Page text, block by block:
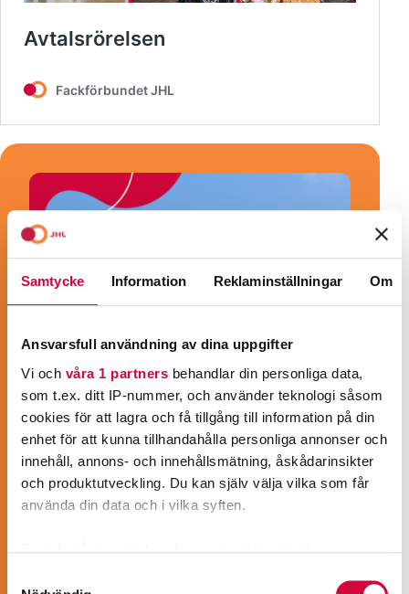
Samtycke Information Reklaminställningar Om
Ansvarsfull användning av dina uppgifter
Vi och våra 1 partners behandlar din personliga data,
som t.ex. ditt IP-nummer, och använder teknologi såsom
cookies för att lagra och få tillgång till information på din
enhet för att kunna tillhandahålla personliga annonser och
innehåll, annons- och innehållsmätning, åskådarinsikter
och produktutveckling. Du kan själv välja vilka som får
använda din data och i vilka syften.
Ta reda på mer om hur dina personliga uppgifter